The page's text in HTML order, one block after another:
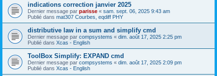
indications correction janvier 2025
Dernier message par parisse « sam. sept. 06, 2025 9:43 am
Publié dans mat307 Courbes, eqdiff PHY
distributive law in a sum and simplify cmd
Dernier message par compsystems « dim. août 17, 2025 2:25 pm
Publié dans Xcas - English
ToolBox Simplify: EXPAND cmd
Dernier message par compsystems « dim. août 17, 2025 2:09 pm
Publié dans Xcas - English